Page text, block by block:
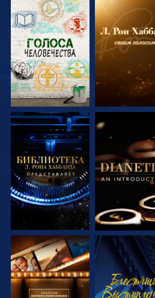
СМОТРЕТЬ
ПЕРЕДАЧИ
СМОТРЕТЬ
ПЕРЕДАЧИ
СМОТРЕТЬ
ПЕРЕДАЧИ
СМОТРЕТЬ
ПЕРЕДАЧИ
СМОТРЕТЬ
ПЕРЕДАЧИ
СМОТРЕТЬ